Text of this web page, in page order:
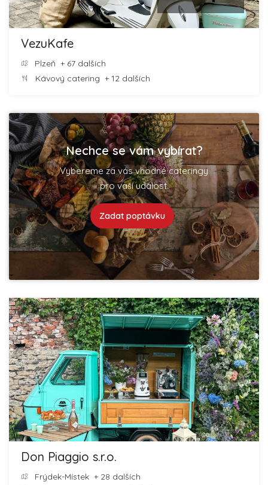
VezuKafe
Plzeň + 67 dalších
Kávový catering + 12 dalších
Nechce se vám vybírat?
Vybereme za vás vhodné cateringy
pro vaší událost.
Zadat poptávku
Don Piaggio s.r.o.
Frýdek-Místek + 28 dalších